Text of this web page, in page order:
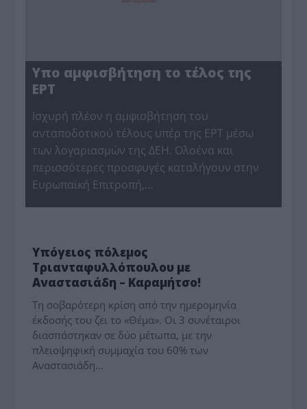
Υπο αμφισβήτηση το τέλος της
ΕΡΤ
Ισχυρή πλέον η αμφισβήτηση του
ανταποδοτικού τέλους υπέρ της ΕΡΤ μέσω
των λογαριασμών της ΔΕΗ. Ολοένα και
περισσότερες προσφυγές καταλήγουν στην
Ευρωπαϊκή Επιτροπή,…
Υπόγειος πόλεμος
Τριανταφυλλόπουλου με
Αναστασιάδη – Καραμήτσο!
Τη σοβαρότερη κρίση από την ημερομηνία
έκδοσής του ζει το «Θέμα». Οι 3 συνέταιροι
διασπάστηκαν σε δύο μέτωπα, με την
πλειοψηφική συμμαχία του 60% των
Αναστασιάδη…